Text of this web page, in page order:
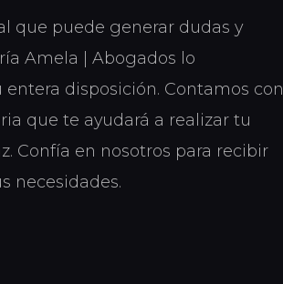
que puede generar dudas y
Amela | Abogados lo
disposición. Contamos con
que te ayudará a realizar tu
Confía en nosotros para recibir
necesidades.